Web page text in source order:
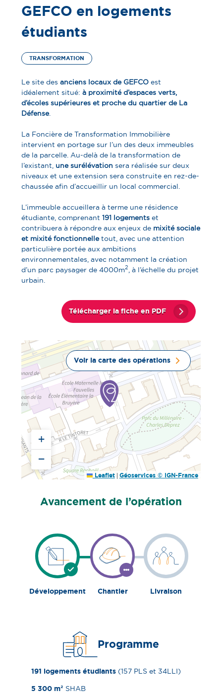
GEFCO en logements
étudiants
TRANSFORMATION
Le site desanciens locaux de GEFCO est
idéalement situé : à proximité d’espaces verts,
d’écoles supérieures et proche du quartier de La
Défense.
La Foncière de Transformation Immobilière
intervient en portage sur l’un des deux immeubles
de la parcelle. Au-delà de la transformation de
l’existant, une surélévation sera réalisée sur deux
niveaux et une extension sera construite en rez-de-
chaussée afin d’accueillir un local commercial.
L’immeuble accueillera à terme une résidence
étudiante, comprenant191 logements et
contribuera à répondre aux enjeux de mixité sociale
et mixité fonctionnelletout, avec une attention
particulière portée aux ambitions
environnementales, avec notamment la création
d’un parc paysager de 4 000m2
, à l’échelle du projet
urbain.
Télécharger la fiche en PDF
+
−
Leaflet | Géoservices © IGN-France
Voir la carte des opérations
Avancement de l’opération
Avancement
actuel
Chantier
Développement
Chantier
Livraison
Programme
191 logements étudiants (157 PLS et 34LLI)
5 300 m²​ SHAB